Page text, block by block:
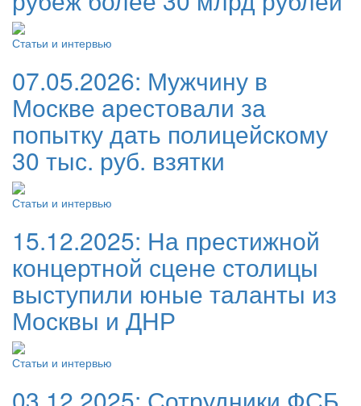
Статьи и интервью
07.05.2026: Мужчину в
Москве арестовали за
попытку дать полицейскому
30 тыс. руб. взятки
Статьи и интервью
15.12.2025: На престижной
концертной сцене столицы
выступили юные таланты из
Москвы и ДНР
Статьи и интервью